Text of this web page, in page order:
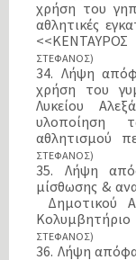
χρήση του
αθλητικές
ΣΤΕΦΑΝΟΣ)
34. Λήψη
χρήση του
Λυκείου
υλοποίηση
αθλητισμού
ΣΤΕΦΑΝΟΣ)
35. Λήψη
μίσθωσης &
Δημοτικού
ΣΤΕΦΑΝΟΣ)
36. Λήψη